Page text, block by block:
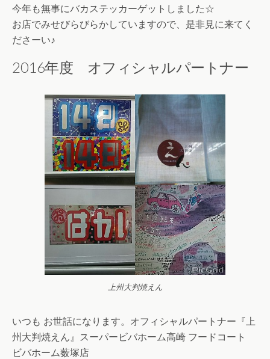
今年も無事にバカステッカーゲットしました☆
お店でみせびらびらかしていますので、是非見に来てく
ださーい♪
2016年度 オフィシャルパートナー
上州大判焼えん
いつも お世話になります。オフィシャルパートナー『上
州大判焼えん』スーパービバホーム高崎 フードコート
ビバホーム薮塚店